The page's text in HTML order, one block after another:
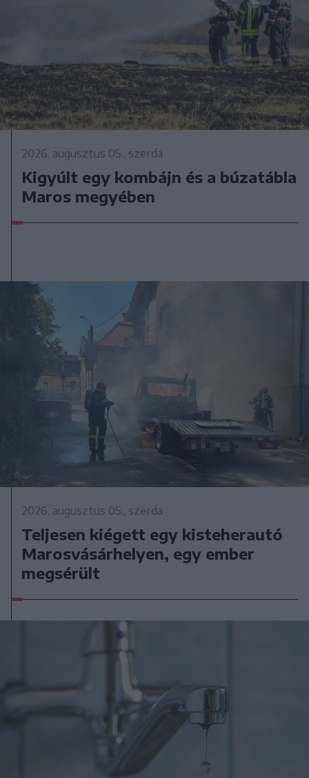
2026. augusztus 05., szerda
Kigyúlt egy kombájn és a búzatábla
Maros megyében
2026. augusztus 05., szerda
Teljesen kiégett egy kisteherautó
Marosvásárhelyen, egy ember
megsérült